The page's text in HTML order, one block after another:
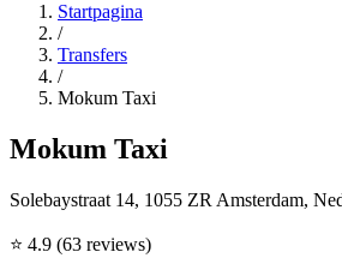
Startpagina
/
Transfers
/
Mokum Taxi
Mokum Taxi
Solebaystraat 14, 1055 ZR Amsterdam,
⭐ 4.9 (63 reviews)